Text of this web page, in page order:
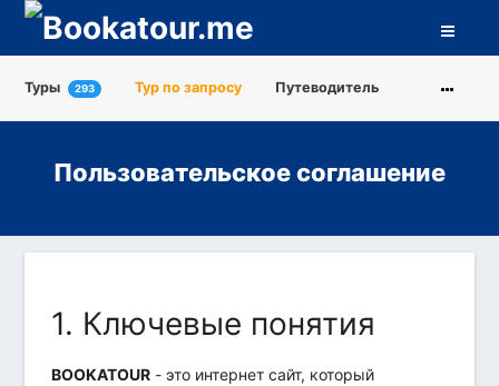
Туры 293 Тур по запросу Путеводитель
Пользовательское соглашение
1. Ключевые понятия
BOOKATOUR - это интернет сайт, который